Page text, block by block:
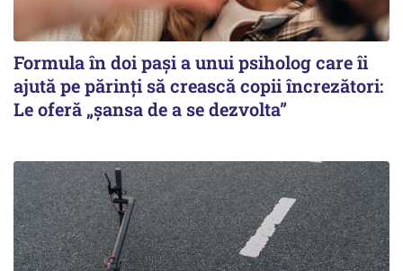
Formula în doi pași a unui psiholog care îi
ajută pe părinți să crească copii încrezători:
Le oferă „șansa de a se dezvolta”